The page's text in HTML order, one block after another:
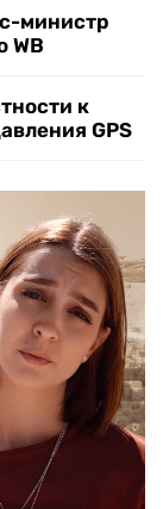
министр
WB
к
GPS